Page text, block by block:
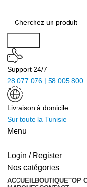
Support 24/7
28 077 076 | 58 005 800
Livraison à domicile
Sur toute la Tunisie
Menu
Login / Register
Nos catégories
ACCUEILBOUTIQUETOP